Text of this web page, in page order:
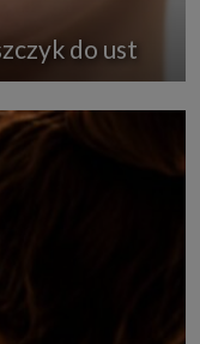
do ust